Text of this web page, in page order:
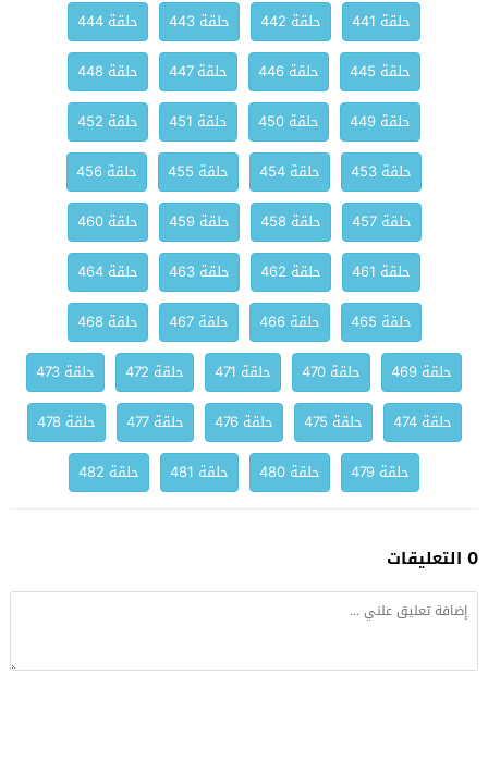
حلقة 441 حلقة 442 حلقة 443
حلقة 444
حلقة 445
حلقة 446 حلقة 447
حلقة 448
حلقة 449
حلقة 450 حلقة 451
حلقة 452
حلقة 453
حلقة 454 حلقة 455
حلقة 456
حلقة 457
حلقة 458 حلقة 459
حلقة 460
حلقة 461
حلقة 462 حلقة 463
حلقة 464
حلقة 465
حلقة 466 حلقة 467
حلقة 468
حلقة 469
حلقة 470 حلقة 471 حلقة 472
حلقة 473
حلقة 474
حلقة 475 حلقة 476 حلقة 477
حلقة 478
حلقة 479
حلقة 480 حلقة 481 حلقة 482
0 التعليقات